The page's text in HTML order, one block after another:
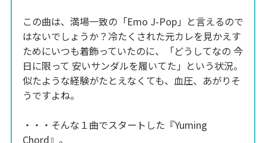
この曲は、満場一致の「Emo J-Pop」と言えるので
はないでしょうか？冷たくされた元カレを見かえす
ためにいつも着飾っていたのに、「どうしてなの 今
日に限って 安いサンダルを履いてた」という状況。
似たような経験がたとえなくても、血圧、あがりそ
うですよね。
・・・そんな１曲でスタートした『Yuming
Chord』。